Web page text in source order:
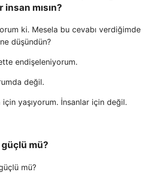
mısın?
ki. Mesela bu cevabı verdiğimde
düşündün?
endişeleniyorum.
değil.
için yaşıyorum. İnsanlar için değil.
güçlü mü?